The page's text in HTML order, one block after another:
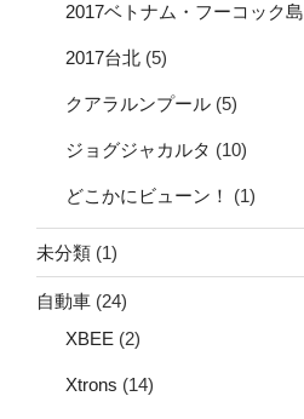
2017ベトナム・フーコック島
2017台北 (5)
クアラルンプール (5)
ジョグジャカルタ (10)
どこかにビューン！ (1)
未分類 (1)
自動車 (24)
XBEE (2)
Xtrons (14)